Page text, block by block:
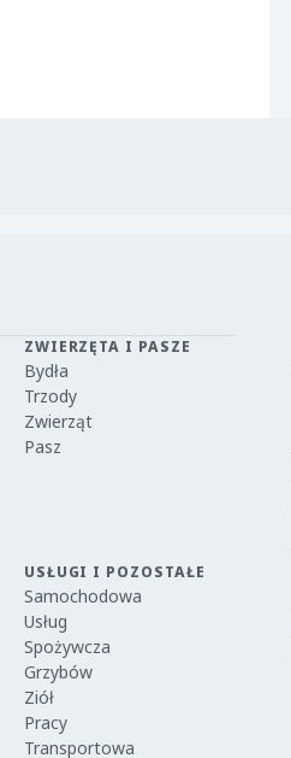
ZWIERZĘTA I PASZE
Bydła
Trzody
Zwierząt
Pasz
USŁUGI I POZOSTAŁE
Samochodowa
Usług
Spożywcza
Grzybów
Ziół
Pracy
Transportowa